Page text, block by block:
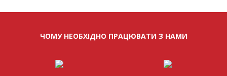
ЧОМУ НЕОБХІДНО ПРАЦЮВАТИ З НАМИ